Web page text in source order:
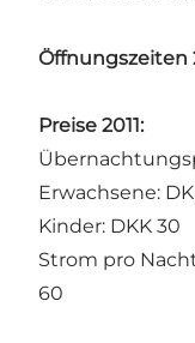
Öffnungszeiten
Preise 2011:
Erwachsene:
Kinder: DKK 30
Strom pro
60